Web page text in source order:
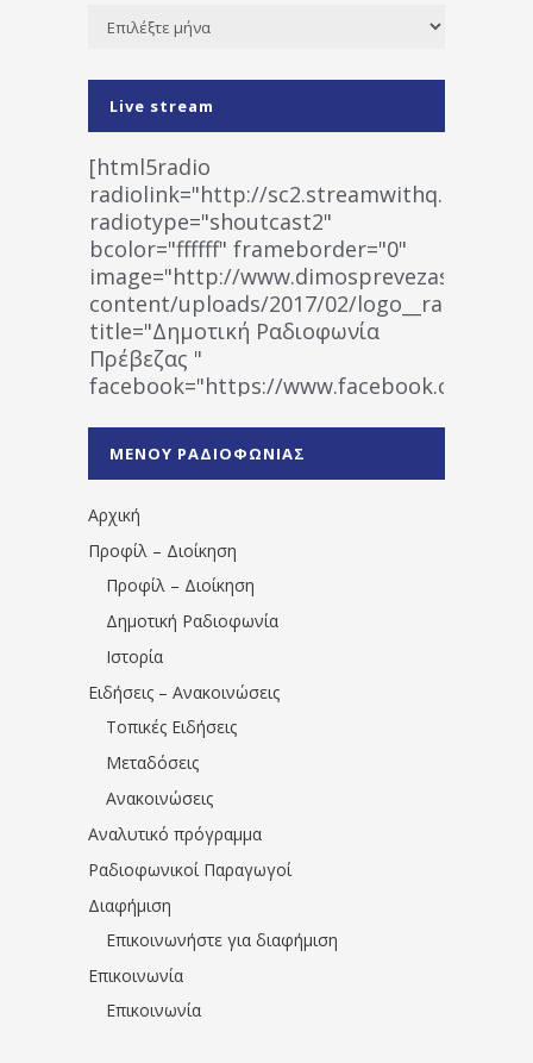
Ιστορικό
Live stream
[html5radio
radiolink="http://
radiotype="shoutcast2"
bcolor="ffffff" frameborder="0"
image="http://www.dimosprevezas.gr/wp-
content/uploads/2017/02/
title="Δημοτική Ραδιοφωνία
Πρέβεζας "
facebook="https://www.facebook.com/
1531194763766854/" artist="" ]
ΜΕΝΟΥ ΡΑΔΙΟΦΩΝΙΑΣ
Αρχική
Προφίλ – Διοίκηση
Προφίλ – Διοίκηση
Δημοτική Ραδιοφωνία
Ιστορία
Ειδήσεις – Ανακοινώσεις
Τοπικές Ειδήσεις
Μεταδόσεις
Ανακοινώσεις
Αναλυτικό πρόγραμμα
Ραδιοφωνικοί Παραγωγοί
Διαφήμιση
Επικοινωνήστε για διαφήμιση
Επικοινωνία
Επικοινωνία